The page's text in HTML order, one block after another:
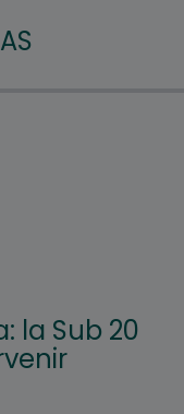
la Sub 20